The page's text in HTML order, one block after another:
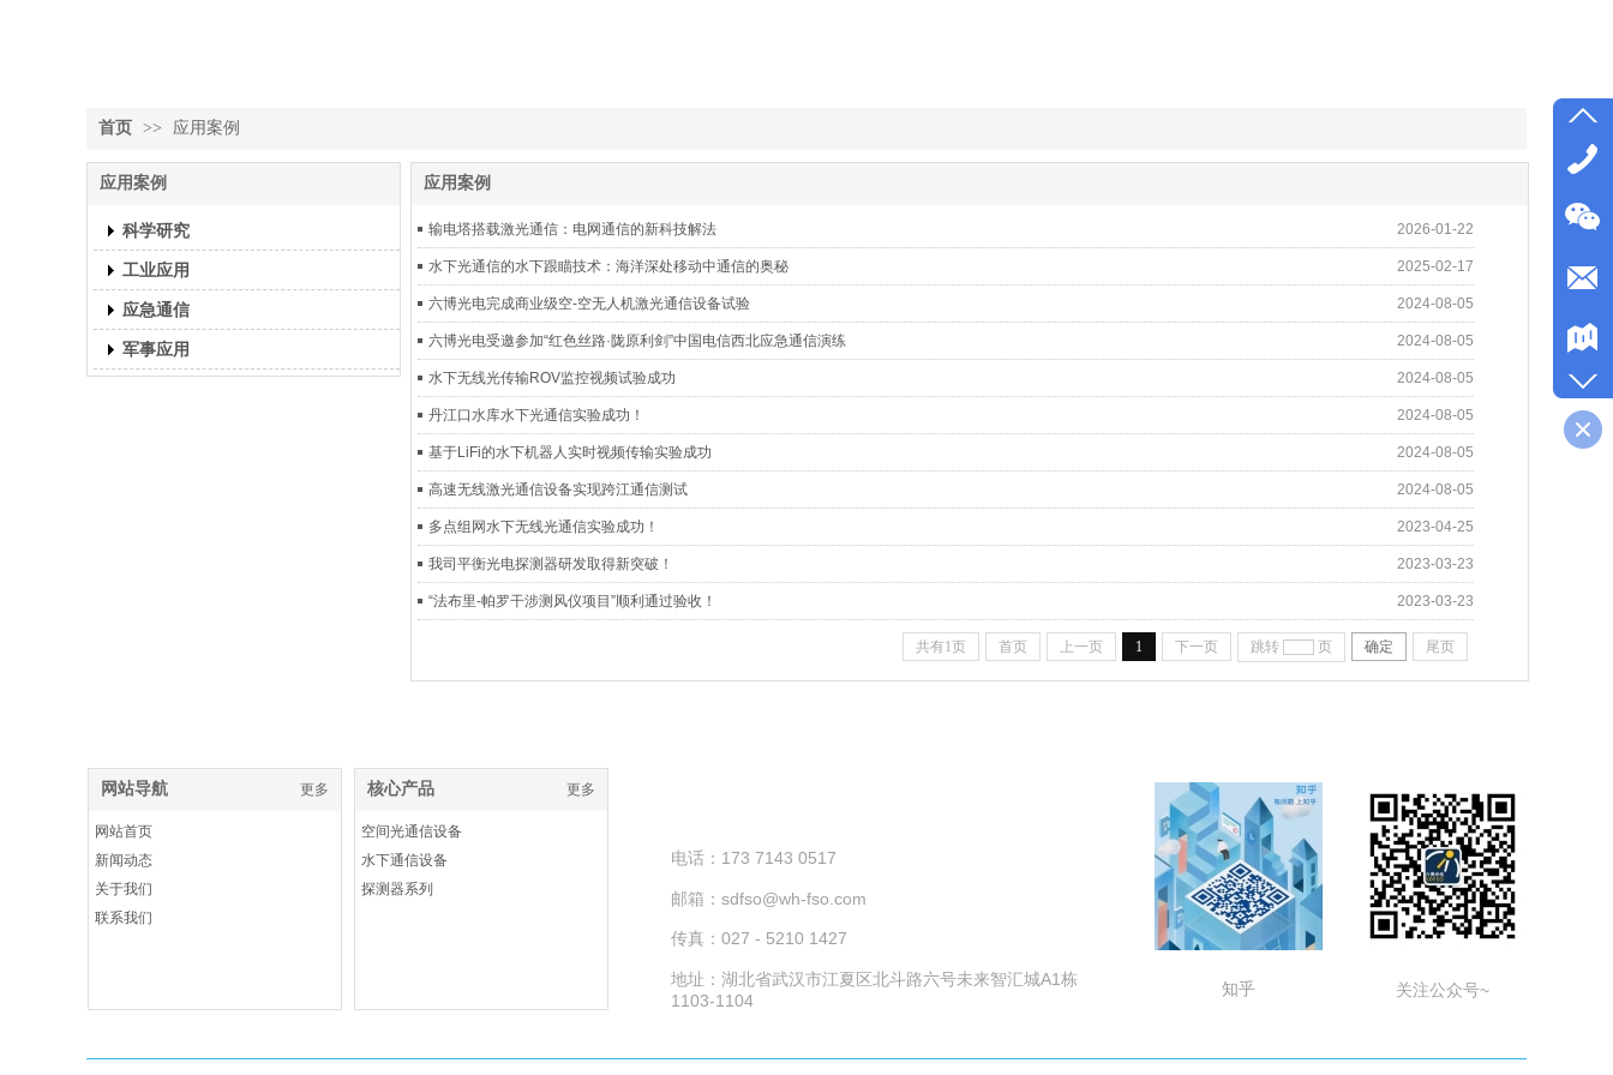
首页 >> 应用案例
应用案例
科学研究
工业应用
应急通信
军事应用
应用案例
输电塔搭载激光通信：电网通信的新科技解法 2026-01-22
水下光通信的水下跟瞄技术：海洋深处移动中通信的奥秘 2025-02-17
六博光电完成商业级空-空无人机激光通信设备试验 2024-08-05
六博光电受邀参加“红色丝路·陇原利剑”中国电信西北应急通信演练 2024-08-05
水下无线光传输ROV监控视频试验成功 2024-08-05
丹江口水库水下光通信实验成功！ 2024-08-05
基于LiFi的水下机器人实时视频传输实验成功 2024-08-05
高速无线激光通信设备实现跨江通信测试 2024-08-05
多点组网水下无线光通信实验成功！ 2023-04-25
我司平衡光电探测器研发取得新突破！ 2023-03-23
“法布里-帕罗干涉测风仪项目”顺利通过验收！ 2023-03-23
共有1页 首页 上一页 1 下一页 跳转 页 确定 尾页
网站导航 更多
网站首页
新闻动态
关于我们
联系我们
核心产品 更多
空间光通信设备
水下通信设备
探测器系列
电话：173 7143 0517
邮箱：sdfso@wh-fso.com
传真：027 - 5210 1427
地址：湖北省武汉市江夏区北斗路六号未来智汇城A1栋
1103-1104
关注公众号~
知乎